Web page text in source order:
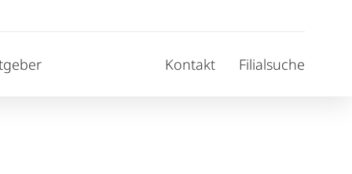
Kontakt Filialsuche